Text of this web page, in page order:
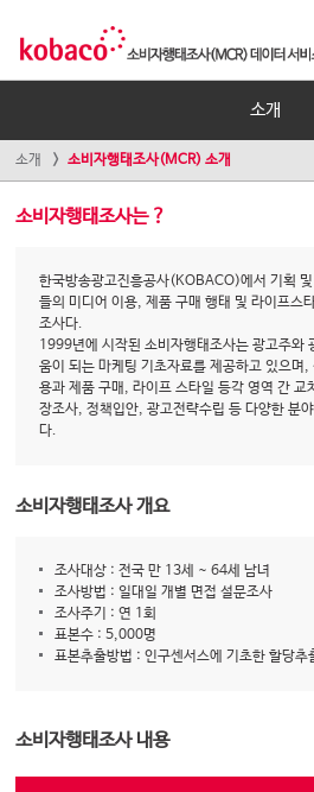
소개
소개 소비자행태조사(MCR) 소개
소비자행태조사는 ?
한국방송광고진흥공사(KOBACO)에서 기획
들의 미디어 이용, 제품 구매 행태 및 라이프스
조사다.
1999년에 시작된 소비자행태조사는 광고주와
움이 되는 마케팅 기초자료를 제공하고 있으며,
용과 제품 구매, 라이프 스타일 등각 영역 간 교
장조사, 정책입안, 광고전략수립 등 다양한 분
다.
소비자행태조사 개요
조사대상 : 전국 만 13세 ~ 64세 남녀
조사방법 : 일대일 개별 면접 설문조사
조사주기 : 연 1회
표본수 : 5,000명
표본추출방법 : 인구센서스에 기초한 할당추
소비자행태조사 내용